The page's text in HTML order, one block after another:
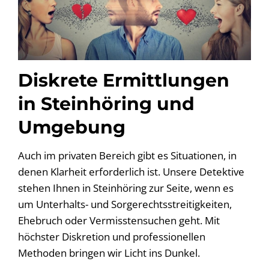
Diskrete Ermittlungen
in Steinhöring und
Umgebung
Auch im privaten Bereich gibt es Situationen, in
denen Klarheit erforderlich ist. Unsere Detektive
stehen Ihnen in Steinhöring zur Seite, wenn es
um Unterhalts- und Sorgerechtsstreitigkeiten,
Ehebruch oder Vermisstensuchen geht. Mit
höchster Diskretion und professionellen
Methoden bringen wir Licht ins Dunkel.